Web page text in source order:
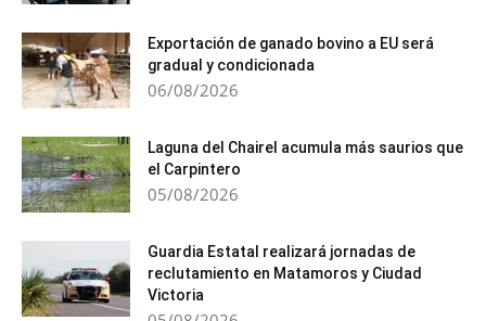
Exportación de ganado bovino a EU será
gradual y condicionada
06/08/2026
Laguna del Chairel acumula más saurios que
el Carpintero
05/08/2026
Guardia Estatal realizará jornadas de
reclutamiento en Matamoros y Ciudad
Victoria